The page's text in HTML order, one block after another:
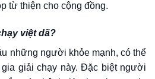
từ thiện cho cộng đồng.
việt dã?
những người khỏe mạnh, có thể
giải chạy này. Đặc biệt người